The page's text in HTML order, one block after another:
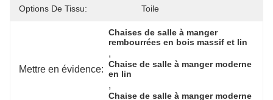
Options De Tissu: Toile
Mettre en évidence:
Chaises de salle à manger
rembourrées en bois massif et lin
,
Chaise de salle à manger moderne
en lin
,
Chaise de salle à manger moderne